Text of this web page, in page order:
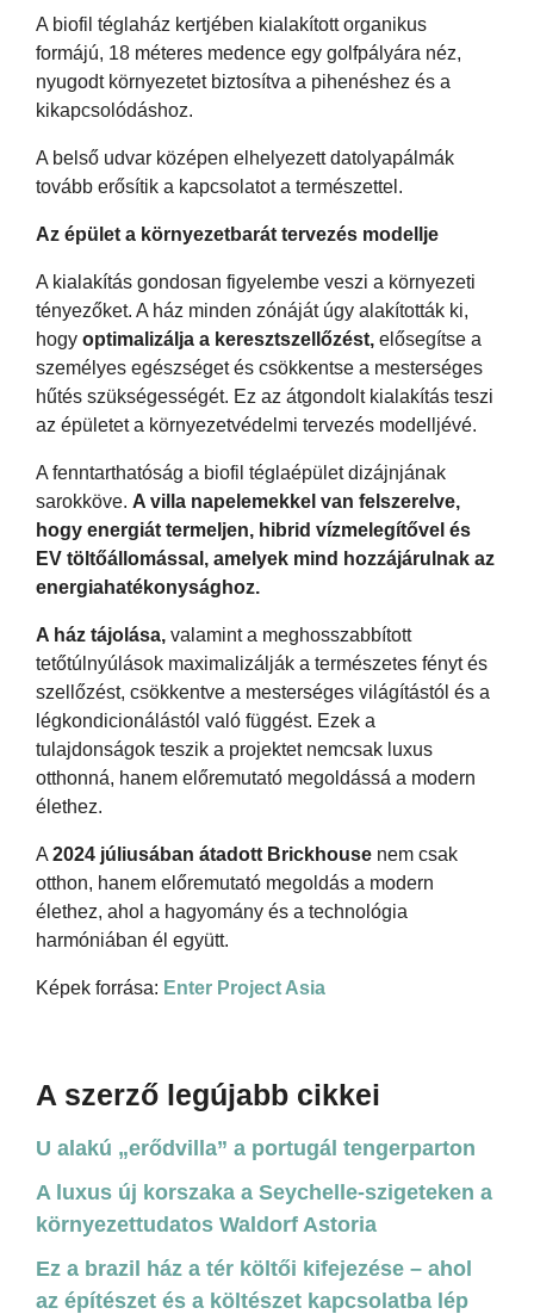
A biofil téglaház kertjében kialakított organikus
formájú, 18 méteres medence egy golfpályára néz,
nyugodt környezetet biztosítva a pihenéshez és a
kikapcsolódáshoz.
A belső udvar középen elhelyezett datolyapálmák
tovább erősítik a kapcsolatot a természettel.
Az épület a környezetbarát tervezés modellje
A kialakítás gondosan figyelembe veszi a környezeti
tényezőket. A ház minden zónáját úgy alakították ki,
hogy optimalizálja a keresztszellőzést, elősegítse a
személyes egészséget és csökkentse a mesterséges
hűtés szükségességét. Ez az átgondolt kialakítás teszi
az épületet a környezetvédelmi tervezés modelljévé.
A fenntarthatóság a biofil téglaépület dizájnjának
sarokköve. A villa napelemekkel van felszerelve,
hogy energiát termeljen, hibrid vízmelegítővel és
EV töltőállomással, amelyek mind hozzájárulnak az
energiahatékonysághoz.
A ház tájolása, valamint a meghosszabbított
tetőtúlnyúlások maximalizálják a természetes fényt és
szellőzést, csökkentve a mesterséges világítástól és a
légkondicionálástól való függést. Ezek a
tulajdonságok teszik a projektet nemcsak luxus
otthonná, hanem előremutató megoldássá a modern
élethez.
A 2024 júliusában átadott Brickhouse nem csak
otthon, hanem előremutató megoldás a modern
élethez, ahol a hagyomány és a technológia
harmóniában él együtt.
Képek forrása: Enter Project Asia
A szerző legújabb cikkei
U alakú „erődvilla” a portugál tengerparton
A luxus új korszaka a Seychelle-szigeteken a
környezettudatos Waldorf Astoria
Ez a brazil ház a tér költői kifejezése – ahol
az építészet és a költészet kapcsolatba lép